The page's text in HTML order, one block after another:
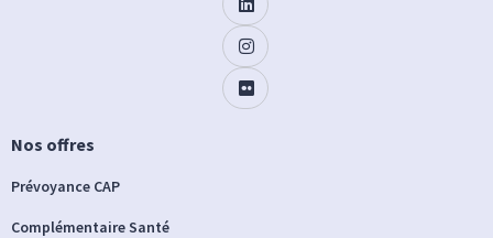
Nos offres
Prévoyance CAP
Complémentaire Santé